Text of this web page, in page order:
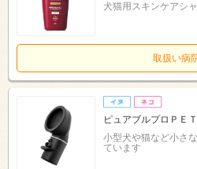
犬猫用スキンケアシ
取扱い病
ピュアブルプロＰＥＴ
小型犬や猫など小さ
ています